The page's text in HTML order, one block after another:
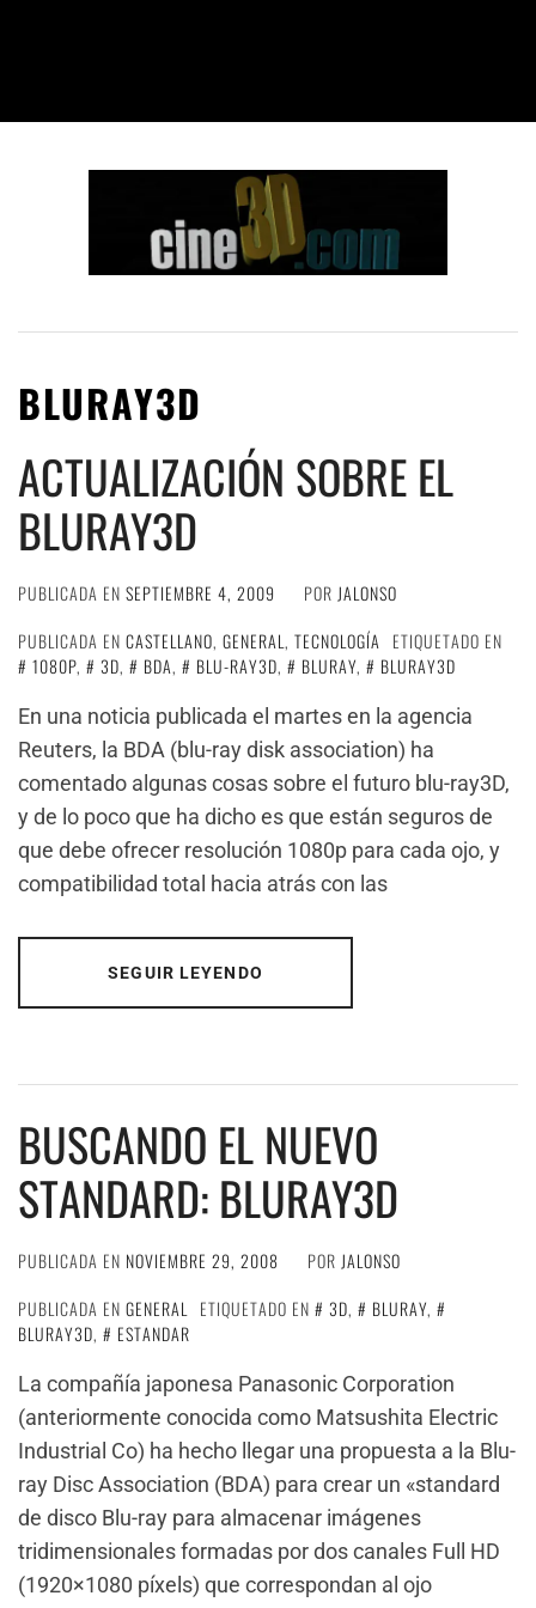
BLURAY3D
ACTUALIZACIÓN SOBRE EL
BLURAY3D
PUBLICADA EN SEPTIEMBRE 4, 2009 POR JALONSO
PUBLICADA EN CASTELLANO, GENERAL, TECNOLOGÍA
ETIQUETADO EN
1080P, 3D, BDA, BLU-RAY3D, BLURAY,
BLURAY3D
En una noticia publicada el martes en la agencia
Reuters, la BDA (blu-ray disk association) ha
comentado algunas cosas sobre el futuro blu-ray3D,
y de lo poco que ha dicho es que están seguros de
que debe ofrecer resolución 1080p para cada ojo, y
compatibilidad total hacia atrás con las
SEGUIR LEYENDO
BUSCANDO EL NUEVO
STANDARD: BLURAY3D
PUBLICADA EN NOVIEMBRE 29, 2008 POR JALONSO
PUBLICADA EN GENERAL ETIQUETADO EN 3D, BLURAY,
BLURAY3D,
ESTANDAR
La compañía japonesa Panasonic Corporation
(anteriormente conocida como Matsushita Electric
Industrial Co) ha hecho llegar una propuesta a la Blu-
ray Disc Association (BDA) para crear un «standard
de disco Blu-ray para almacenar imágenes
tridimensionales formadas por dos canales Full HD
(1920×1080 píxels) que correspondan al ojo